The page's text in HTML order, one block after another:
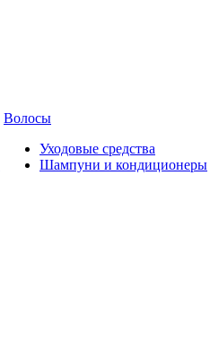
Волосы
Уходовые средства
Шампуни и кондиционеры